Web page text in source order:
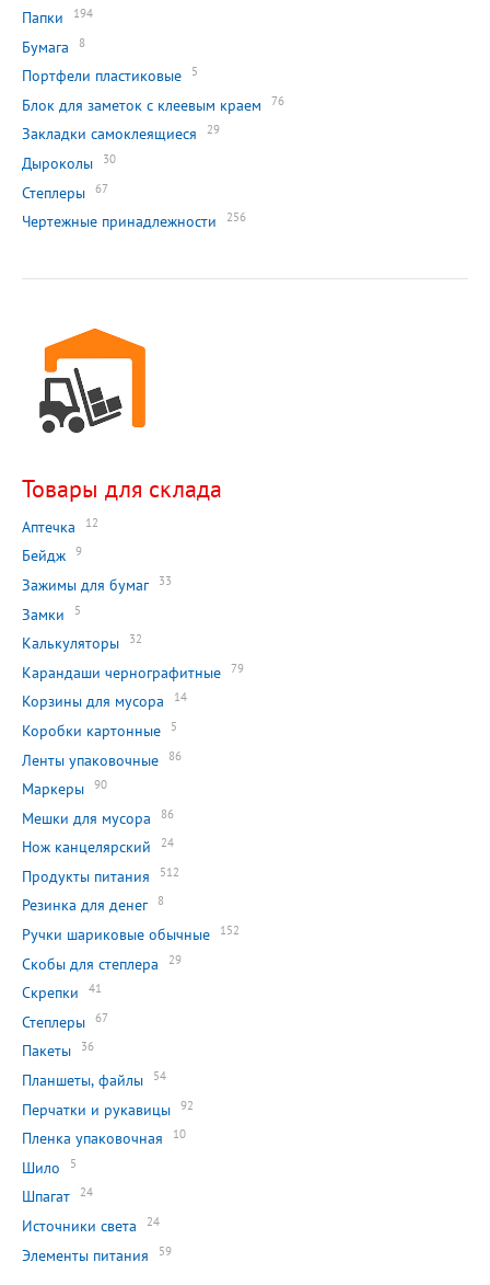
Папки 194
Бумага 8
Портфели пластиковые 5
Блок для заметок с клеевым краем 76
Закладки самоклеящиеся 29
Дыроколы 30
Степлеры 67
Чертежные принадлежности 256
Товары для склада
Аптечка 12
Бейдж 9
Зажимы для бумаг 33
Замки 5
Калькуляторы 32
Карандаши чернографитные 79
Корзины для мусора 14
Коробки картонные 5
Ленты упаковочные 86
Маркеры 90
Мешки для мусора 86
Нож канцелярский 24
Продукты питания 512
Резинка для денег 8
Ручки шариковые обычные 152
Скобы для степлера 29
Скрепки 41
Степлеры 67
Пакеты 36
Планшеты, файлы 54
Перчатки и рукавицы 92
Пленка упаковочная 10
Шило 5
Шпагат 24
Источники света 24
Элементы питания 59